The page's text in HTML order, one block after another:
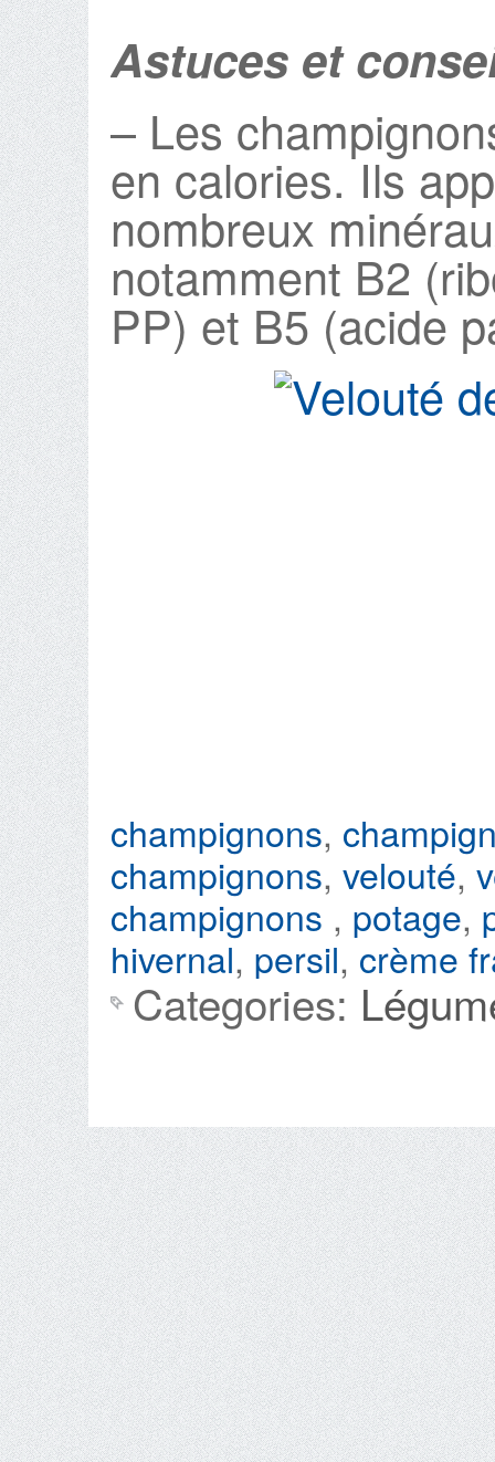
Astuces et
– Les
en calories. Ils
nombreux
notamment B2
PP) et B5 (acide
champignons,
champignons, velouté,
champignons , potage,
hivernal, persil, crème
Categories: